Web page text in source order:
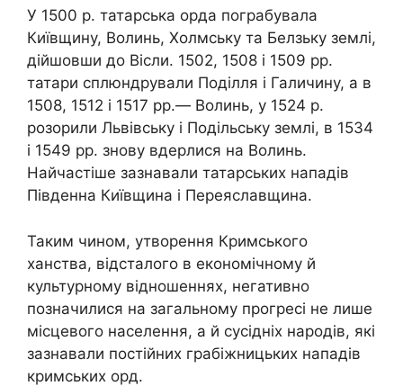
У 1500 р. татарська орда пограбувала
Київщину, Волинь, Холмську та Белзьку землі,
дійшовши до Вісли. 1502, 1508 і 1509 pp.
татари сплюндрували Поділля і Галичину, а в
1508, 1512 і 1517 pp.— Волинь, у 1524 р.
розорили Львівську і Подільську землі, в 1534
і 1549 pp. знову вдерлися на Волинь.
Найчастіше зазнавали татарських нападів
Південна Київщина і Переяславщина.
Таким чином, утворення Кримського
ханства, відсталого в економічному й
культурному відношеннях, негативно
позначилися на загальному прогресі не лише
місцевого населення, а й сусідніх народів, які
зазнавали постійних грабіжницьких нападів
кримських орд.